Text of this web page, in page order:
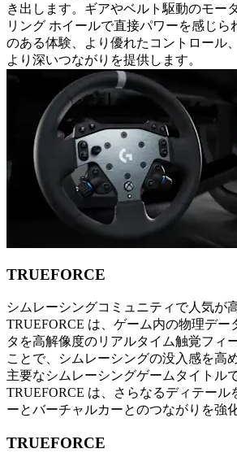
き出します。ギアやベルト駆動のモー
リング ホイールで直接パワーを感じら
のある体験、より優れたコントロール
より深いつながりを提供します。
TRUEFORCE
シムレーシングコミュニティで人気が
TRUEFORCE は、ゲーム内の物理デー
タを高解像度のリアルタイム触覚フィ
ことで、シムレーシングの没入感を高
主要なシムレーシングゲームタイトル
TRUEFORCE は、さらなるディテール
ーとバーチャルカーとのつながりを強
TRUEFORCE